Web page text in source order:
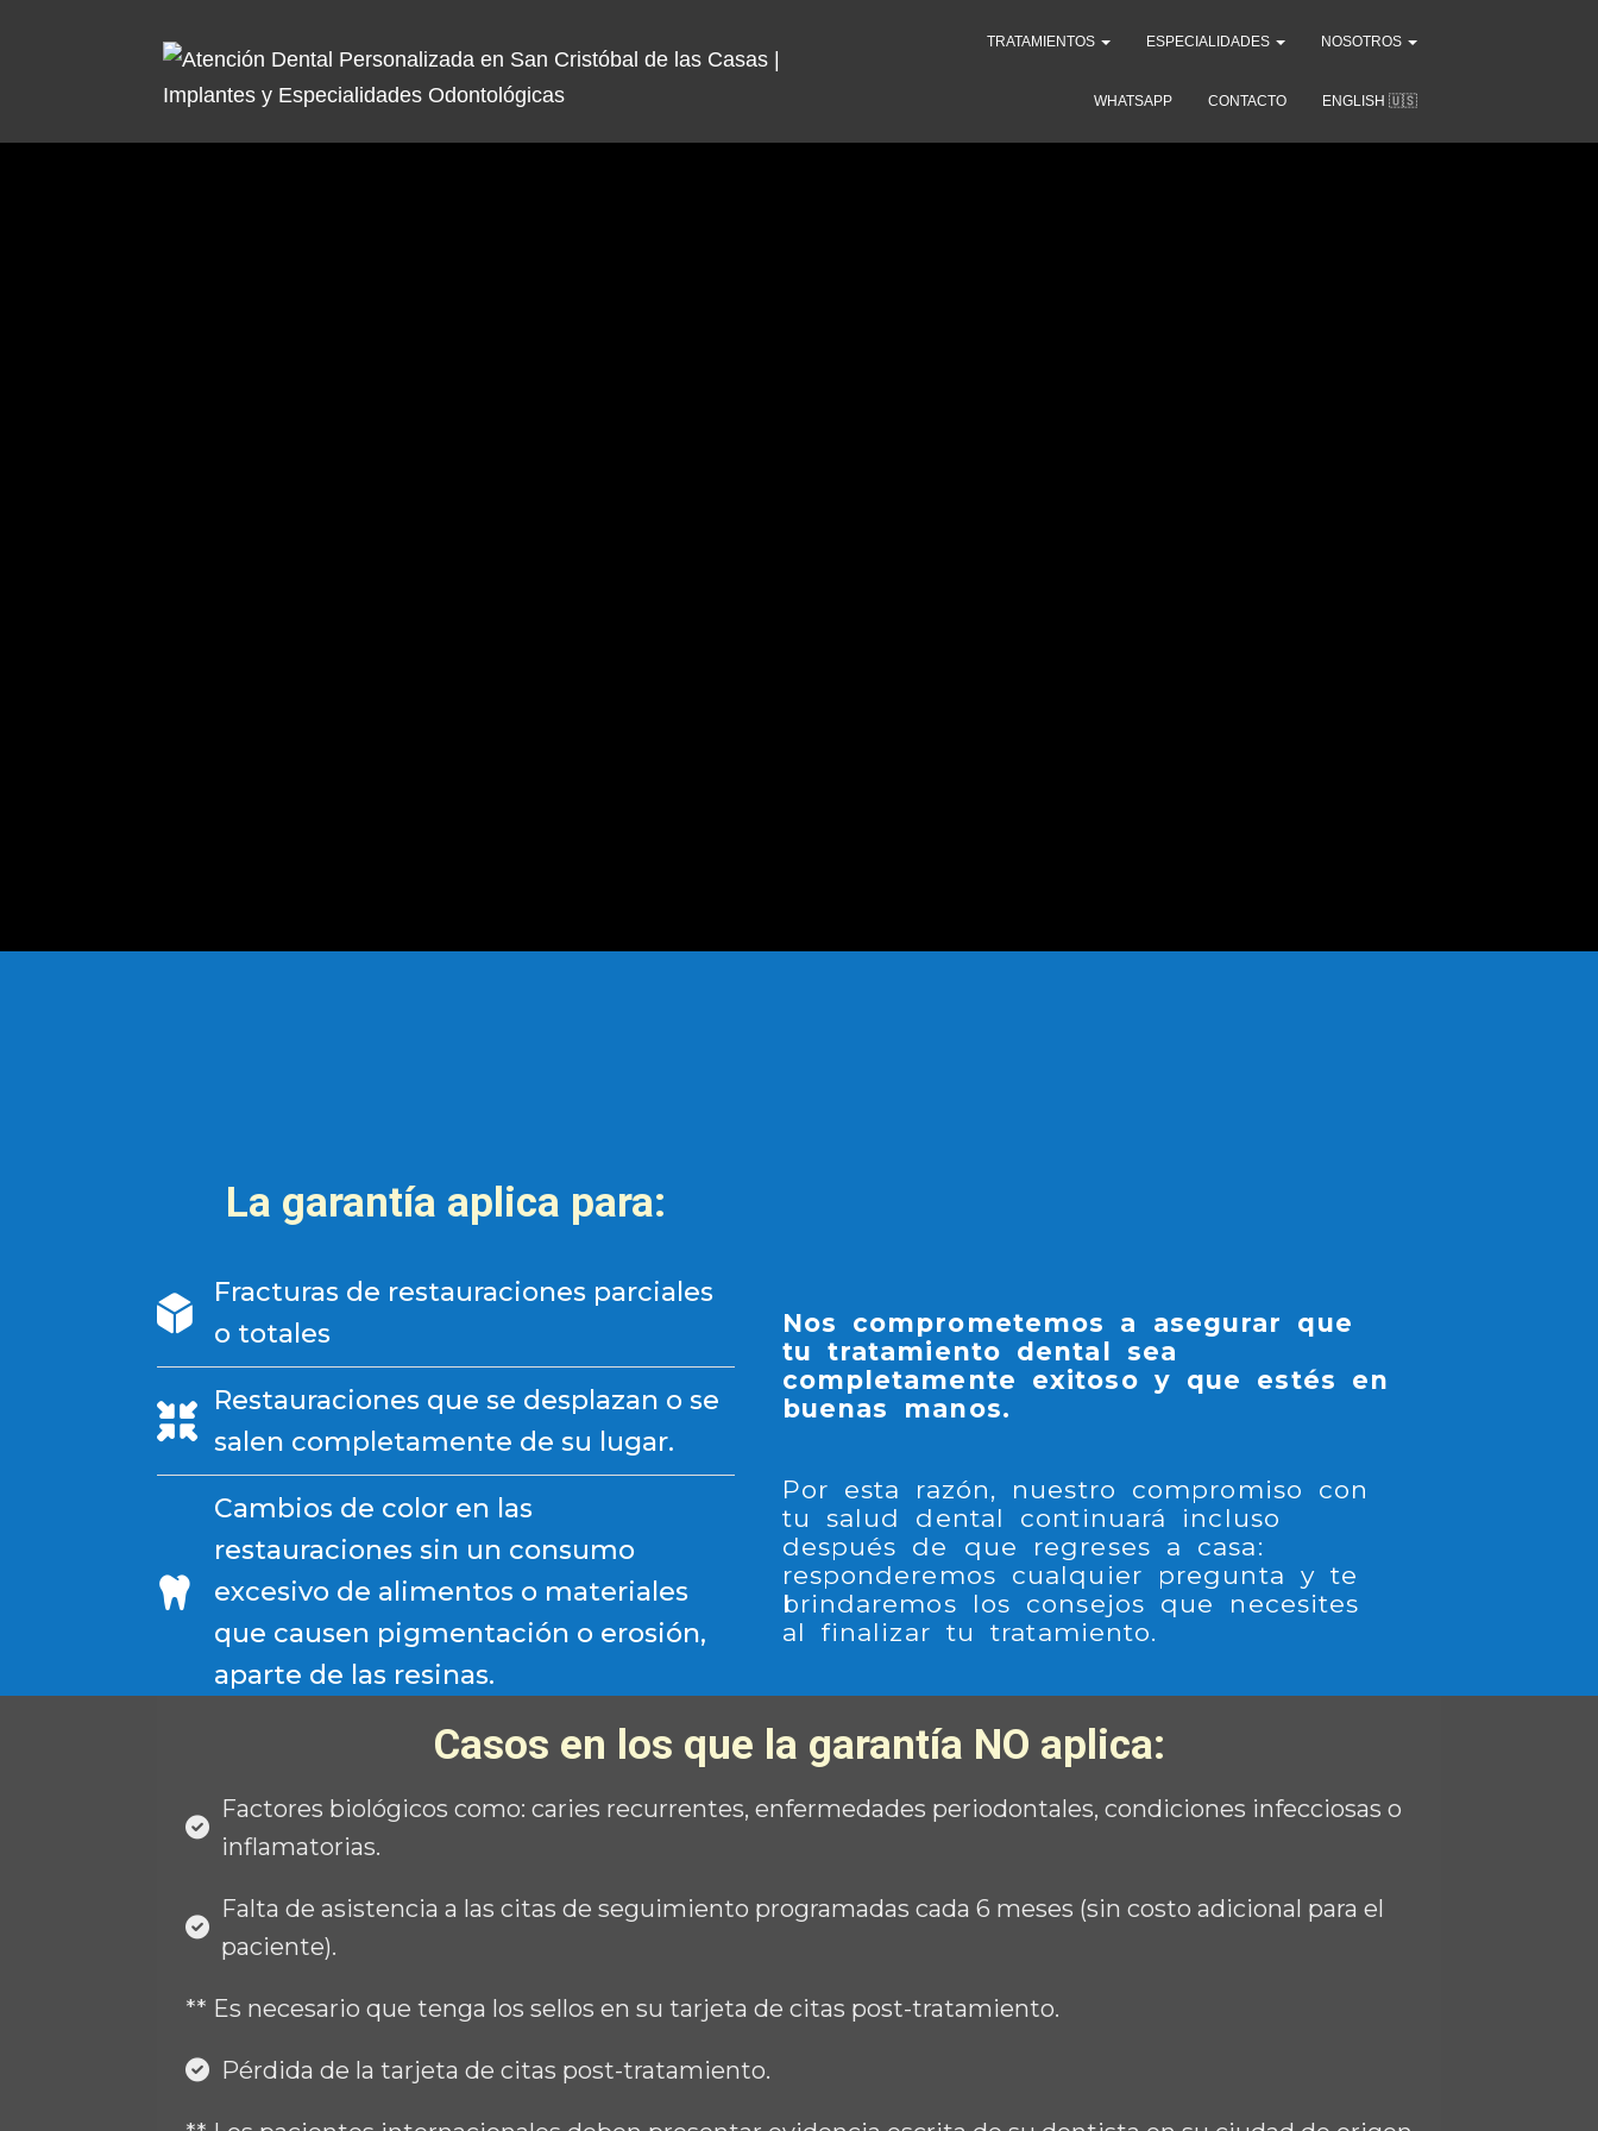
TRATAMIENTOS ESPECIALIDADES NOSOTROS
WHATSAPP CONTACTO ENGLISH 🇺🇸
La garantía aplica para:
Fracturas de restauraciones parciales
o totales
Restauraciones que se desplazan o se
salen completamente de su lugar.
Cambios de color en las
restauraciones sin un consumo
excesivo de alimentos o materiales
que causen pigmentación o erosión,
aparte de las resinas.
Nos comprometemos a asegurar que
tu tratamiento dental sea
completamente exitoso y que estés en
buenas manos.
Por esta razón, nuestro compromiso con
tu salud dental continuará incluso
después de que regreses a casa:
responderemos cualquier pregunta y te
brindaremos los consejos que necesites
al finalizar tu tratamiento.
Casos en los que la garantía NO aplica:
Factores biológicos como: caries recurrentes, enfermedades periodontales, condiciones infecciosas o
inflamatorias.
Falta de asistencia a las citas de seguimiento programadas cada 6 meses (sin costo adicional para el
paciente).
** Es necesario que tenga los sellos en su tarjeta de citas post-tratamiento.
Pérdida de la tarjeta de citas post-tratamiento.